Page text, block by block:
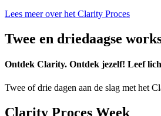
Lees meer over het Clarity Proces
Twee en driedaagse
Ontdek Clarity. Ontdek jezelf! Leef
Twee of drie dagen aan de slag met het
Clarity Proces Week